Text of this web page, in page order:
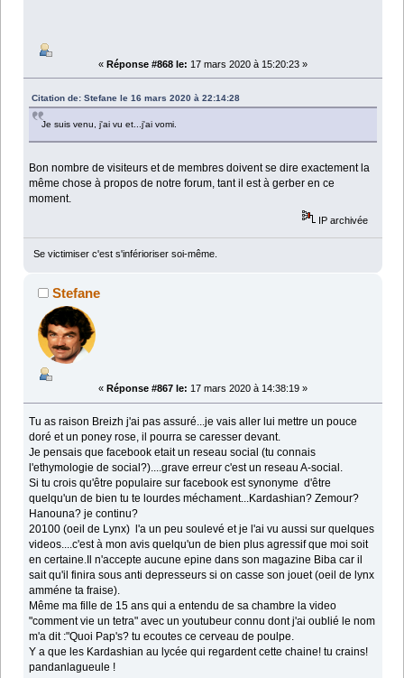
« Réponse #868 le: 17 mars 2020 à 15:20:23 »
Citation de: Stefane le 16 mars 2020 à 22:14:28
Je suis venu, j'ai vu et...j'ai vomi.
Bon nombre de visiteurs et de membres doivent se dire exactement la
même chose à propos de notre forum, tant il est à gerber en ce
moment.
IP archivée
Se victimiser c'est s'inférioriser soi-même.
Stefane
« Réponse #867 le: 17 mars 2020 à 14:38:19 »
Tu as raison Breizh j'ai pas assuré...je vais aller lui mettre un pouce
doré et un poney rose, il pourra se caresser devant.
Je pensais que facebook etait un reseau social (tu connais
l'ethymologie de social?)....grave erreur c'est un reseau A-social.
Si tu crois qu'être populaire sur facebook est synonyme d'être
quelqu'un de bien tu te lourdes méchament...Kardashian? Zemour?
Hanouna? je continu?
20100 (oeil de Lynx) l'a un peu soulevé et je l'ai vu aussi sur quelques
videos....c'est à mon avis quelqu'un de bien plus agressif que moi soit
en certaine.Il n'accepte aucune epine dans son magazine Biba car il
sait qu'il finira sous anti depresseurs si on casse son jouet (oeil de lynx
amméne ta fraise).
Même ma fille de 15 ans qui a entendu de sa chambre la video
"comment vie un tetra" avec un youtubeur connu dont j'ai oublié le nom
m'a dit :"Quoi Pap's? tu ecoutes ce cerveau de poulpe.
Y a que les Kardashian au lycée qui regardent cette chaine! tu crains!
pandanlagueule !